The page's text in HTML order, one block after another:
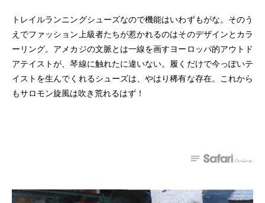
トレイルランニングシューズなので機能はいわずもがな。そのう
えでファッション上級者たちが惹かれるのはそのデザインとカラ
ーリング。アメカジの文脈とは一線を画すヨーロッパ的アウトド
アテイストが、琴線に触れたに違いない。履くだけで今っぽいテ
イストを生んでくれるシューズは、やはり稀有な存在。これから
もサロモン旋風は吹き荒れるはず！